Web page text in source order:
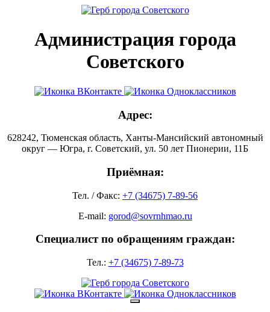
Администрация города
Советского
Адрес:
628242, Тюменская область, Ханты-Мансийский автономный
округ — Югра, г. Советский, ул. 50 лет Пионерии, 11Б
Приёмная:
Тел. / Факс: +7 (34675) 7-89-56
E-mail: gorod@sovrnhmao.ru
Специалист по обращениям граждан:
Тел.: +7 (34675) 7-89-73